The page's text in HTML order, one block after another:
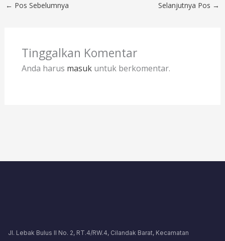
← Pos Sebelumnya Selanjutnya Pos →
Tinggalkan Komentar
Anda harus masukuntuk berkomentar.
Jl. Lebak Bulus II No. 2, RT.4/RW.4, Cilandak Barat, Kecamatan